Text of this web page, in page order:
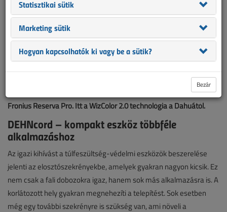
Kiemelkedő fényhasznosítású lámpatest a Schrack Techniktől.
Ganz adatlapkészítő. Új felvonulási szekrény a KONTASET-től.
Fronius Reserva Pro. Itt a WizColor 2.0 technológia a Dahuától.
DEHNcord – kompakt eszköz többféle
alkalmazáshoz
Az igazi kihívást a túlfeszültség-védelmi eszközök beszerelése
jelenti az elosztószekrényekbe, amelyek gyakran nagyon kicsik. Ez
nem csak a fali dobozokra igaz, hanem sok más alkalmazásra is. A
korlátozott hely gyakran megnehezíti a telepítést. Sok esetben
még egy további szekrényre is szükség van, ami növeli a
Statisztikai sütik
Marketing sütik
Hogyan kapcsolhatók ki vagy be a sütik?
Bezár